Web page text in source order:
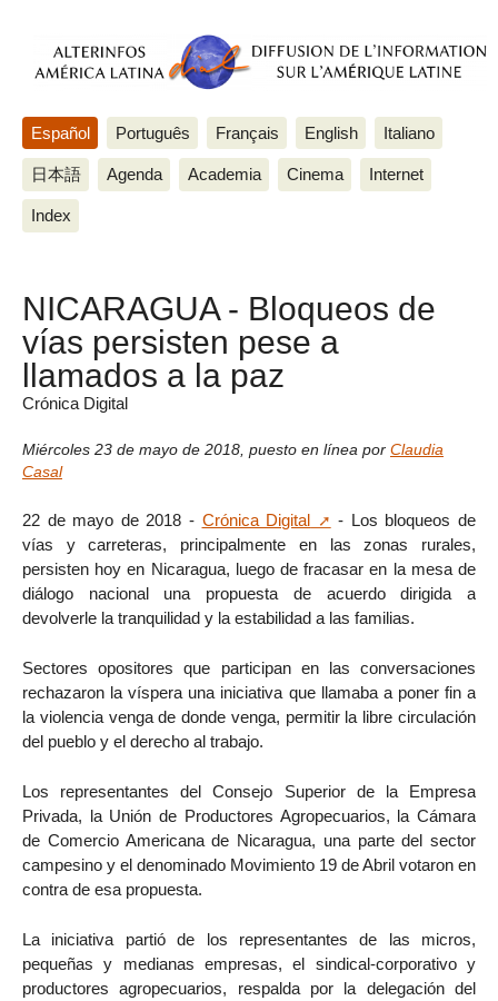
Español Português Français English Italiano
日本語 Agenda Academia Cinema Internet
Index
NICARAGUA - Bloqueos de
vías persisten pese a
llamados a la paz
Crónica Digital
Miércoles 23 de mayo de 2018 puesto en línea por Claudia
Casal
22 de mayo de 2018 - Crónica Digital
- Los bloqueos de
vías y carreteras, principalmente en las zonas rurales,
persisten hoy en Nicaragua, luego de fracasar en la mesa de
diálogo nacional una propuesta de acuerdo dirigida a
devolverle la tranquilidad y la estabilidad a las familias.
Sectores opositores que participan en las conversaciones
rechazaron la víspera una iniciativa que llamaba a poner fin a
la violencia venga de donde venga, permitir la libre circulación
del pueblo y el derecho al trabajo.
Los representantes del Consejo Superior de la Empresa
Privada, la Unión de Productores Agropecuarios, la Cámara
de Comercio Americana de Nicaragua, una parte del sector
campesino y el denominado Movimiento 19 de Abril votaron en
contra de esa propuesta.
La iniciativa partió de los representantes de las micros,
pequeñas y medianas empresas, el sindical-corporativo y
productores agropecuarios, respalda por la delegación del